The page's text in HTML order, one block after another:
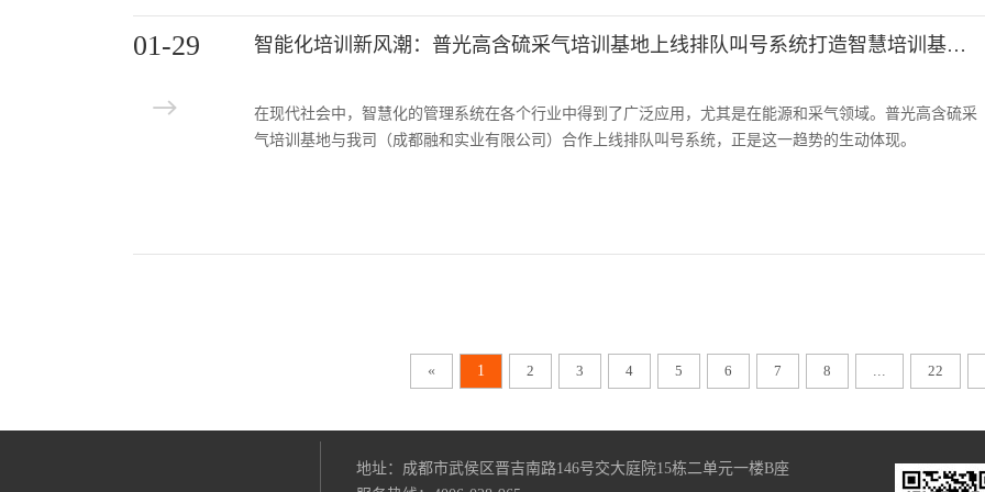
01-29 智能化培训新风潮：普光高含硫采气培训基地上线排队叫号系统打造智慧培训基地。
在现代社会中，智慧化的管理系统在各个行业中得到了广泛应用，尤其是在能源和采气领域。普光高含硫采
气培训基地与我司（成都融和实业有限公司）合作上线排队叫号系统，正是这一趋势的生动体现。
« 1 2 3 4 5 6 7 8 22
地址：成都市武侯区晋吉南路146号交大庭院15栋二单元一楼B座